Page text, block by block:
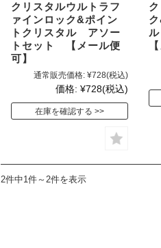
クリスタルウルトラフ
ァインロック&ポイン
トクリスタル アソー
トセット 【メール便
可】
通常販売価格: ¥728(税込)
価格: ¥728(税込)
在庫を確認する
2件中1件～2件を表示